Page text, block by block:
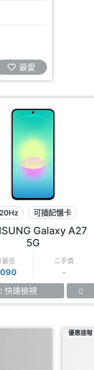
最愛
可插記憶卡
生活防水Galaxy A27
5G
最低 二手價
-
快速檢視
優惠速報